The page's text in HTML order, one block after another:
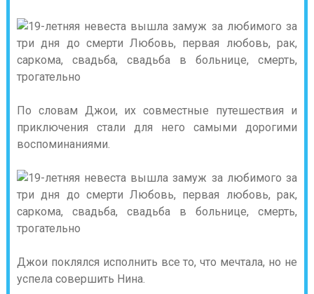
По словам Джои, их совместные путешествия и
приключения стали для него самыми дорогими
воспоминаниями.
Джои поклялся исполнить все то, что мечтала, но не
успела совершить Нина.